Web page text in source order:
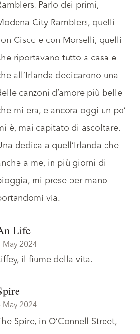
Parlo dei primi,
City Ramblers, quelli
Cisco e con Morselli, quelli
riportavano tutto a casa e
all’Irlanda dedicarono una
canzoni d’amore più belle
mi era, e ancora oggi un po’
è, mai capitato di ascoltare.
dedica a quell’Irlanda che
a me, in più giorni di
mi prese per mano
via.
Life
May 2024
, il fiume della vita.
May 2024
Spire, in O’Connell Street,